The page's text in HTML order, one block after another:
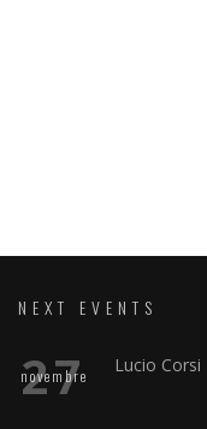
NEXT EVENTS
27
novembre Lucio Corsi